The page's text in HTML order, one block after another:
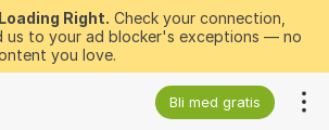
Right. Check your connection,
us to your ad blocker's exceptions — no
you love.
Bli med gratis